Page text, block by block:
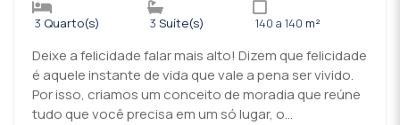
3 Quarto(s) 3 Suíte(s) 140 a 140 m²
Deixe a felicidade falar mais alto! Dizem que felicidade
é aquele instante de vida que vale a pena ser vivido.
Por isso, criamos um conceito de moradia que reúne
tudo que você precisa em um só lugar, o...